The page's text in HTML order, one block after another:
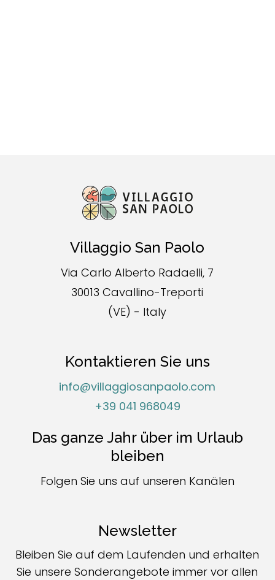
Villaggio San Paolo
Via Carlo Alberto Radaelli, 7
30013 Cavallino-Treporti
(VE) - Italy
Kontaktieren Sie uns
info@villaggiosanpaolo.com
+39 041 968049
Das ganze Jahr über im Urlaub
bleiben
Folgen Sie uns auf unseren Kanälen
Newsletter
Bleiben Sie auf dem Laufenden und erhalten
Sie unsere Sonderangebote immer vor allen